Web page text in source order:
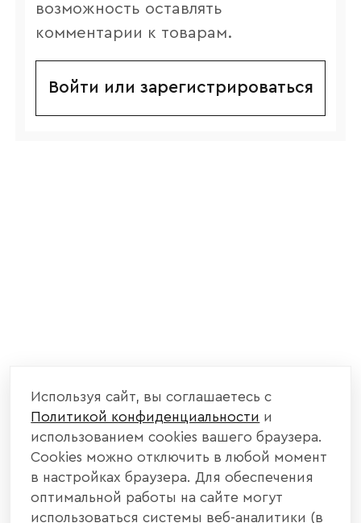
возможность оставлять
комментарии к товарам.
Войти или зарегистрироваться
Используя сайт, вы соглашаетесь с
Политикой конфиденциальности и
использованием cookies вашего браузера.
Cookies можно отключить в любой момент
в настройках браузера. Для обеспечения
оптимальной работы на сайте могут
использоваться системы веб-аналитики (в